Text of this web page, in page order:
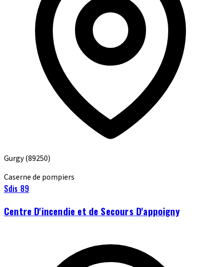
Gurgy(89250)
Caserne de pompiers
Sdis 89
Centre D'incendie et de Secours D'appoigny